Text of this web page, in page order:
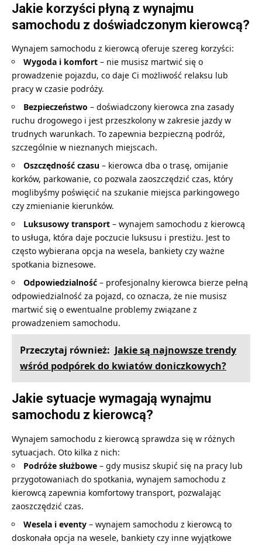
Jakie korzyści płyną z wynajmu
samochodu z doświadczonym kierowcą?
Wynajem samochodu z kierowcą oferuje szereg korzyści:
Wygoda i komfort – nie musisz martwić się o
prowadzenie pojazdu, co daje Ci możliwość relaksu lub
pracy w czasie podróży.
Bezpieczeństwo – doświadczony kierowca zna zasady
ruchu drogowego i jest przeszkolony w zakresie jazdy w
trudnych warunkach. To zapewnia bezpieczną podróż,
szczególnie w nieznanych miejscach.
Oszczędność czasu – kierowca dba o trasę, omijanie
korków, parkowanie, co pozwala zaoszczędzić czas, który
moglibyśmy poświęcić na szukanie miejsca parkingowego
czy zmienianie kierunków.
Luksusowy transport – wynajem samochodu z kierowcą
to usługa, która daje poczucie luksusu i prestiżu. Jest to
często wybierana opcja na wesela, bankiety czy ważne
spotkania biznesowe.
Odpowiedzialność – profesjonalny kierowca bierze pełną
odpowiedzialność za pojazd, co oznacza, że nie musisz
martwić się o ewentualne problemy związane z
prowadzeniem samochodu.
Przeczytaj również: Jakie są najnowsze trendy
wśród podpórek do kwiatów doniczkowych?
Jakie sytuacje wymagają wynajmu
samochodu z kierowcą?
Wynajem samochodu z kierowcą sprawdza się w różnych
sytuacjach. Oto kilka z nich:
Podróże służbowe – gdy musisz skupić się na pracy lub
przygotowaniach do spotkania, wynajem samochodu z
kierowcą zapewnia komfortowy transport, pozwalając
zaoszczędzić czas.
Wesela i eventy – wynajem samochodu z kierowcą to
doskonała opcja na wesele, bankiety czy inne wyjątkowe